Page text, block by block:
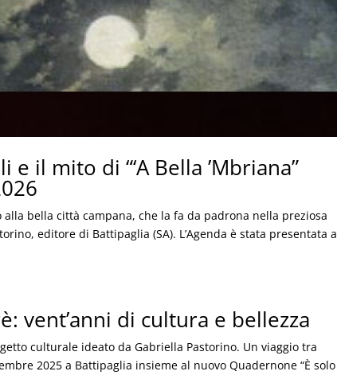
il mito di “‘A Bella ’Mbriana”
alla bella città campana, che la fa da padrona nella preziosa
editore di Battipaglia (SA). L’Agenda è stata presentata a
vent’anni di cultura e bellezza
culturale ideato da Gabriella Pastorino. Un viaggio tra
2025 a Battipaglia insieme al nuovo Quadernone “È solo